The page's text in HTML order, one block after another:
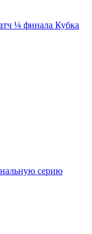
¼ финала Кубка
серию